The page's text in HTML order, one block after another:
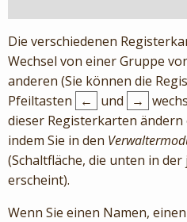
Die verschiedenen
Wechsel von einer Gruppe
anderen (Sie können die
Pfeiltasten
← und →
dieser Registerkarten
indem Sie in den
(Schaltfläche, die unten in
erscheint).
Wenn Sie einen Namen,